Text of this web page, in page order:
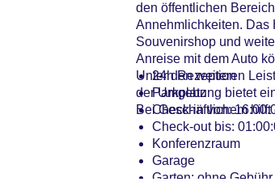
den öffentlichen
Annehmlichkeiten. Das
Souvenirshop und
Anreise mit dem Auto
Unter den weiteren
der Umgebung bietet
Bei Geschäftlichem
24h Rezeption
Parkplatz
Check-in von:
Check-out bis:
Konferenzraum
Garage
Garten: ohne Gebühr